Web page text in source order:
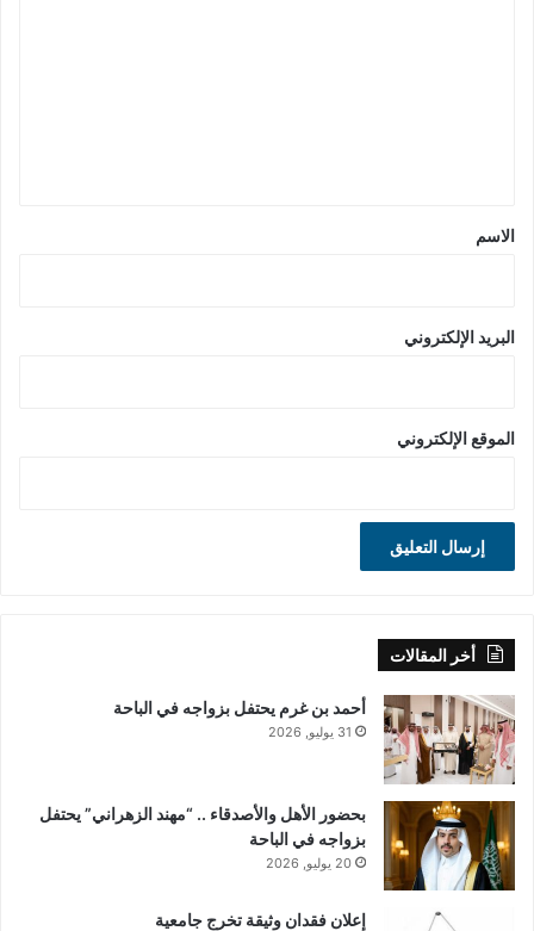
*
الاسم
البريد الإلكتروني
الموقع الإلكتروني
أخر المقالات
أحمد بن غرم يحتفل بزواجه في الباحة
31 يوليو, 2026
بحضور الأهل والأصدقاء .. “مهند الزهراني” يحتفل
بزواجه في الباحة
20 يوليو, 2026
إعلان فقدان وثيقة تخرج جامعية